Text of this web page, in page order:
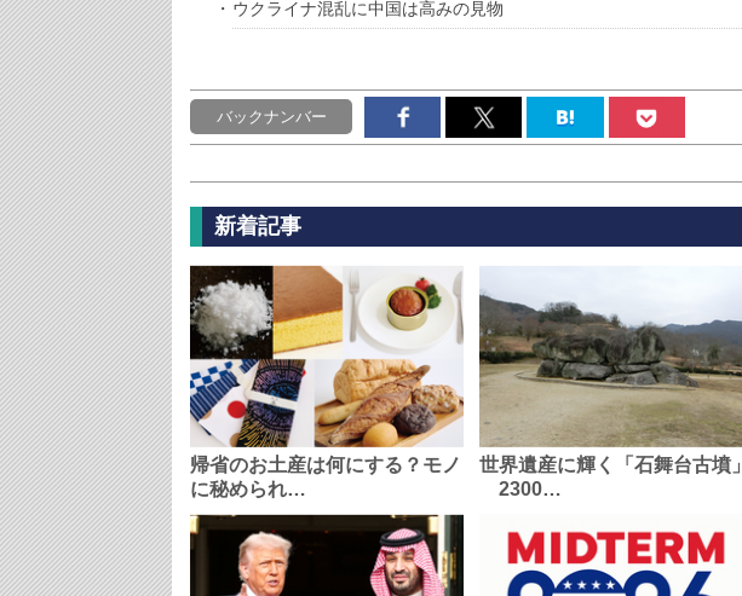
ウクライナ混乱に中国は高みの見物
バックナンバー
新着記事
帰省のお土産は何にする？モノ
に秘められ…
世界遺産に輝く「石舞台古墳」
2300…